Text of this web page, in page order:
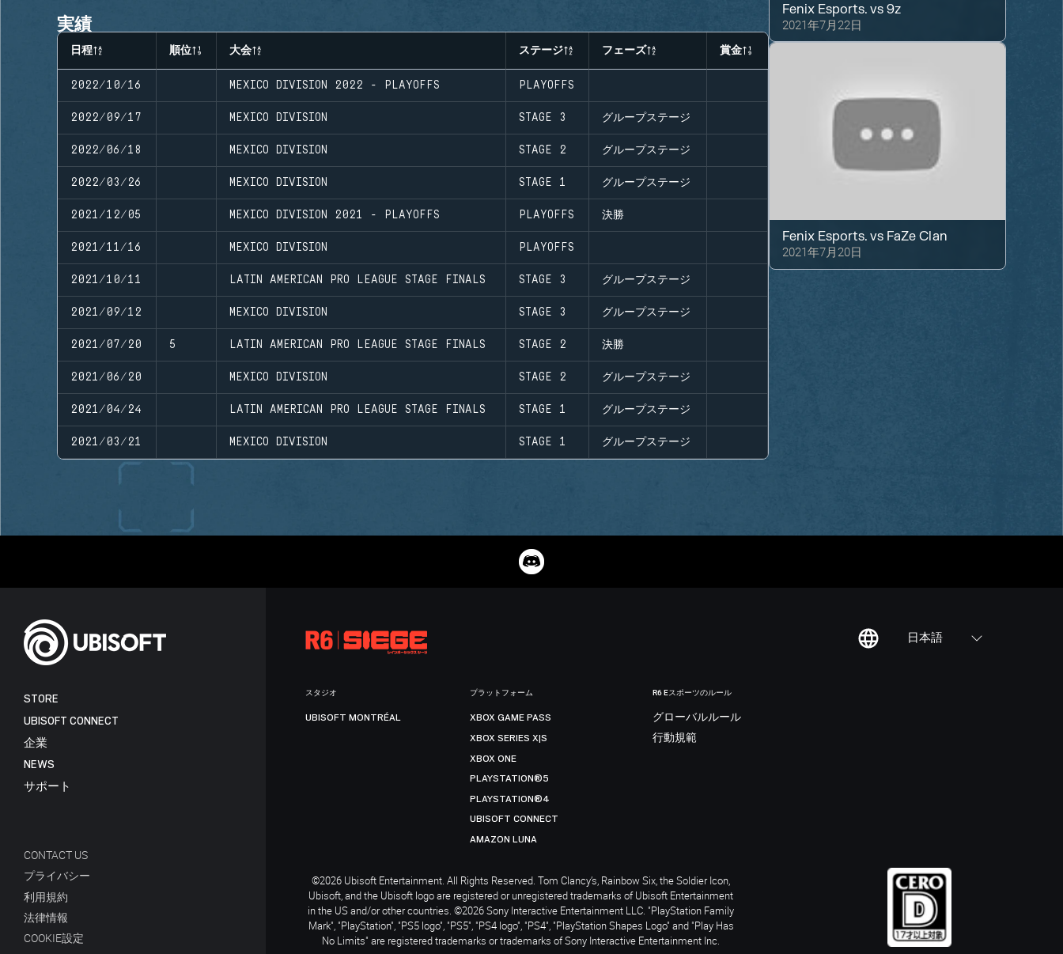
実績
日程 順位 大会 ステージ フェーズ 賞金
2022/10/16 MEXICO DIVISION 2022 - PLAYOFFS PLAYOFFS
2022/09/17 MEXICO DIVISION STAGE 3 グループステージ
2022/06/18 MEXICO DIVISION STAGE 2 グループステージ
2022/03/26 MEXICO DIVISION STAGE 1 グループステージ
2021/12/05 MEXICO DIVISION 2021 - PLAYOFFS PLAYOFFS 決勝
2021/11/16 MEXICO DIVISION PLAYOFFS
2021/10/11 LATIN AMERICAN PRO LEAGUE STAGE FINALS STAGE 3 グループステージ
2021/09/12 MEXICO DIVISION STAGE 3 グループステージ
2021/07/20 5 LATIN AMERICAN PRO LEAGUE STAGE FINALS STAGE 2 決勝
2021/06/20 MEXICO DIVISION STAGE 2 グループステージ
2021/04/24 LATIN AMERICAN PRO LEAGUE STAGE FINALS STAGE 1 グループステージ
2021/03/21 MEXICO DIVISION STAGE 1 グループステージ
Fenix Esports. vs9z
2021年7月22日
Fenix Esports. vs FaZe Clan
2021年7月20日
日本語
STORE
UBISOFT CONNECT
企業
NEWS
サポート
CONTACT US
プライバシー
利用規約
法律情報
COOKIE設定
スタジオ
UBISOFT MONTRÉAL
プラットフォーム
XBOX GAME PASS
XBOX SERIES X|S
XBOX ONE
PLAYSTATION®5
PLAYSTATION®4
UBISOFT CONNECT
AMAZON LUNA
R6 Eスポーツのルール
グローバルルール
行動規範
©2026 Ubisoft Entertainment. All Rights Reserved. Tom Clancy’s, Rainbow Six, the Soldier Icon,
Ubisoft, and the Ubisoft logo are registered or unregistered trademarks of Ubisoft Entertainment
in the US and/or other countries. ©2026 Sony Interactive Entertainment LLC. "PlayStation Family
Mark", "PlayStation", "PS5 logo", "PS5", "PS4 logo", "PS4", "PlayStation Shapes Logo" and "Play Has
No Limits" are registered trademarks or trademarks of Sony Interactive Entertainment Inc.